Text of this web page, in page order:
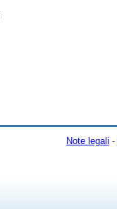
Note legali -